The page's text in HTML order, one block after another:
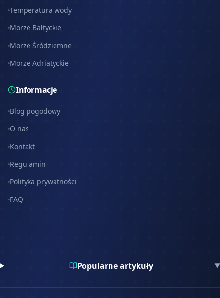
Temperatura wody
Morze Bałtyckie
Morze Śródziemne
Morze Adriatyckie
Informacje
Blog pogodowy
O nas
Kontakt
Regulamin
Polityka prywatności
FAQ
Popularne artykuły ▼